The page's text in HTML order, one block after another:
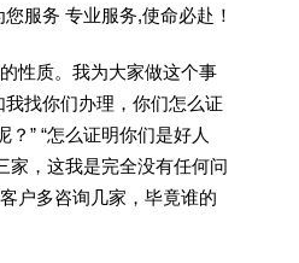
服务 专业服务,使命必赴！
性质。我为大家做这个事
找你们办理，你们怎么证
” “怎么证明你们是好人
家，这我是完全没有任何问
户多咨询几家，毕竟谁的